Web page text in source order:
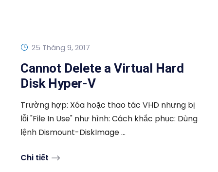
25 Tháng 9, 2017
Cannot Delete a Virtual Hard
Disk Hyper-V
Trường hợp: Xóa hoặc thao tác VHD nhưng bị
lỗi "File In Use" như hình: Cách khắc phục: Dùng
lệnh Dismount-DiskImage ...
Chi tiết